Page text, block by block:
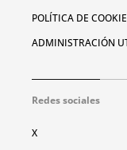
POLÍTICA DE
ADMINISTRACIÓN
Redes sociales
X